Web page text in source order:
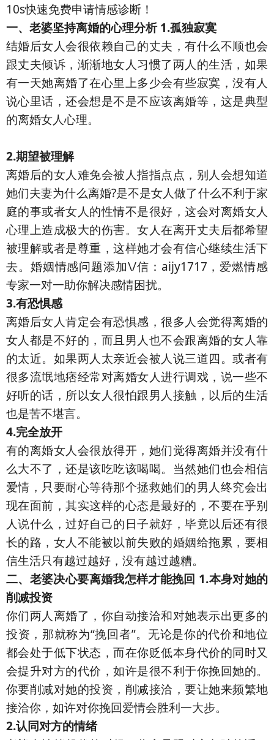
10s快速免费申请情感诊断！
一、老婆坚持离婚的心理分析 1.孤独寂寞
结婚后女人会很依赖自己的丈夫，有什么不顺也会
跟丈夫倾诉，渐渐地女人习惯了两人的生活，如果
有一天她离婚了在心里上多少会有些寂寞，没有人
说心里话，还会想是不是不应该离婚等，这是典型
的离婚女人心理。
2.期望被理解
离婚后的女人难免会被人指指点点，别人会想知道
她们夫妻为什么离婚?是不是女人做了什么不利于家
庭的事或者女人的性情不是很好，这会对离婚女人
心理上造成极大的伤害。女人在离开丈夫后都希望
被理解或者是尊重，这样她才会有信心继续生活下
去。婚姻情感问题添加\/信：aijy1717，爱燃情感
专家一对一助你解决感情困扰。
3.有恐惧感
离婚后女人肯定会有恐惧感，很多人会觉得离婚的
女人都是不好的，而且男人也不会跟离婚的女人靠
的太近。如果两人太亲近会被人说三道四。或者有
很多流氓地痞经常对离婚女人进行调戏，说一些不
好听的话，所以女人很怕跟男人接触，以后的生活
也是苦不堪言。
4.完全放开
有的离婚女人会很放得开，她们觉得离婚并没有什
么大不了，还是该吃吃该喝喝。当然她们也会相信
爱情，只要耐心等待那个拯救她们的男人终究会出
现在面前，其实这样的心态是最好的，不要在乎别
人说什么，过好自己的日子就好，毕竟以后还有很
长的路，女人不能被以前失败的婚姻给拖累，要相
信生活只有越过越好，没有越过越糟。
二、老婆决心要离婚我怎样才能挽回 1.本身对她的
削减投资
你们两人离婚了，你自动接洽和对她表示出更多的
投资，那就称为“挽回者”。无论是你的代价和地位
都会处于低下状态，而在你贬低本身代价的同时又
会提升对方的代价，如许是很不利于你挽回她的。
你要削减对她的投资，削减接洽，要让她来频繁地
接洽你，如许对你挽回爱情会胜利一大步。
2.认同对方的情绪